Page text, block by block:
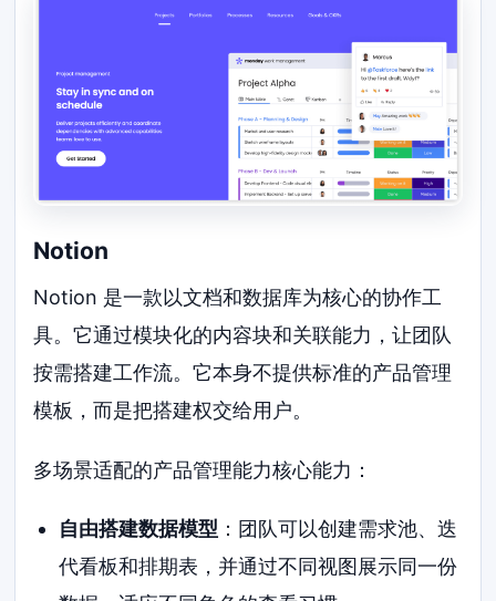
Notion
Notion 是一款以文档和数据库为核心的协作工
具。它通过模块化的内容块和关联能力，让团队
按需搭建工作流。它本身不提供标准的产品管理
模板，而是把搭建权交给用户。
多场景适配的产品管理能力核心能力：
自由搭建数据模型 ：团队可以创建需求池、迭
代看板和排期表，并通过不同视图展示同一份